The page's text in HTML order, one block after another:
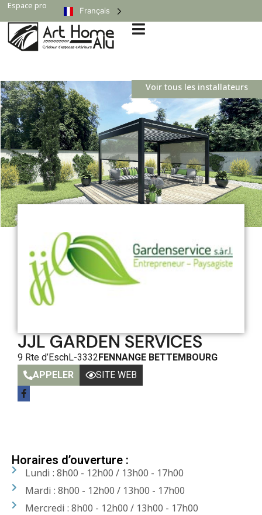
Espace pro Français
JJL GARDEN SERVICES
9 Rte d’EschL-3332FENNANGE BETTEMBOURG
APPELER
SITE WEB
Horaires d’ouverture :
Lundi : 8h00 - 12h00 / 13h00 - 17h00
Mardi : 8h00 - 12h00 / 13h00 - 17h00
Mercredi : 8h00 - 12h00 / 13h00 - 17h00
Voir tous les installateurs